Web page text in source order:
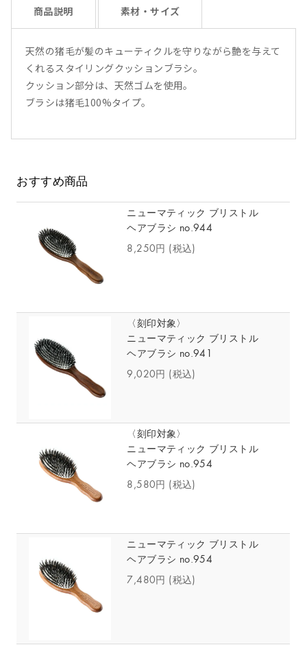
商品説明 素材・サイズ
天然の猪毛が髪のキューティクルを守りながら艶を与えて
くれるスタイリングクッションブラシ。
クッション部分は、天然ゴムを使用。
ブラシは猪毛100%タイプ。
おすすめ商品
ニューマティック ブリストル
ヘアブラシ no.944
8,250円 (税込)
〈刻印対象〉
ニューマティック ブリストル
ヘアブラシ no.941
9,020円 (税込)
〈刻印対象〉
ニューマティック ブリストル
ヘアブラシ no.954
8,580円 (税込)
ニューマティック ブリストル
ヘアブラシ no.954
7,480円 (税込)